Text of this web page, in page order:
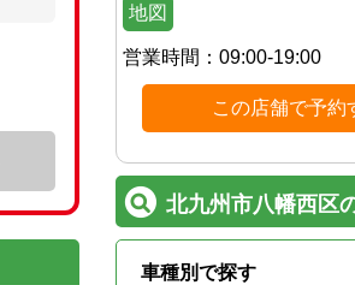
地図
営業時間： 09:00-19:00
この店舗で予約
北九州市八幡西区
車種別で探す